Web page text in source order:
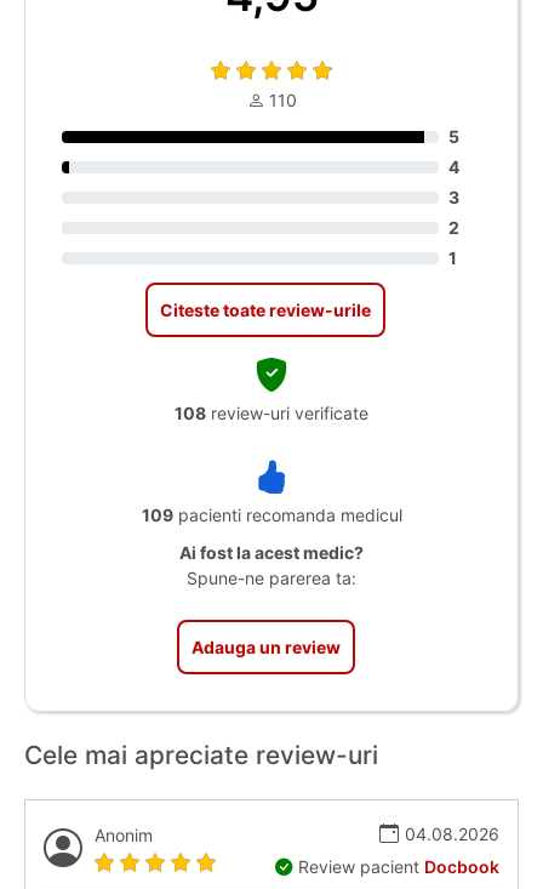
110
5
4
3
2
1
Citeste toate review-urile
108 review-uri verificate
109pacienti recomanda medicul
Ai fost la acest medic?
Spune-ne parerea ta:
Adauga un review
Cele mai apreciate review-uri
Anonim
04.08.2026
Review pacient Docbook